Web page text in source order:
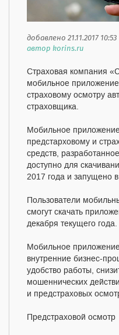
добавлено 21.11.2017 10:53
автор korins.ru
Страховая компания
мобильное
страховому осмотру
страховщика.
Мобильное
предстарховому и
средств,
доступно для
2017 года и запущено
Пользователи
смогут скачать
декабря текущего года.
Мобильное
внутренние бизнес-
удобство работы,
мошеннических
и предстраховых
Предстраховой осмотр